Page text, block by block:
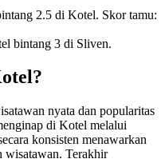
2.5 di Kotel. Skor tamu:
bintang 3 di Sliven.
nyata dan popularitas
di Kotel melalui
konsisten menawarkan
wisatawan. Terakhir